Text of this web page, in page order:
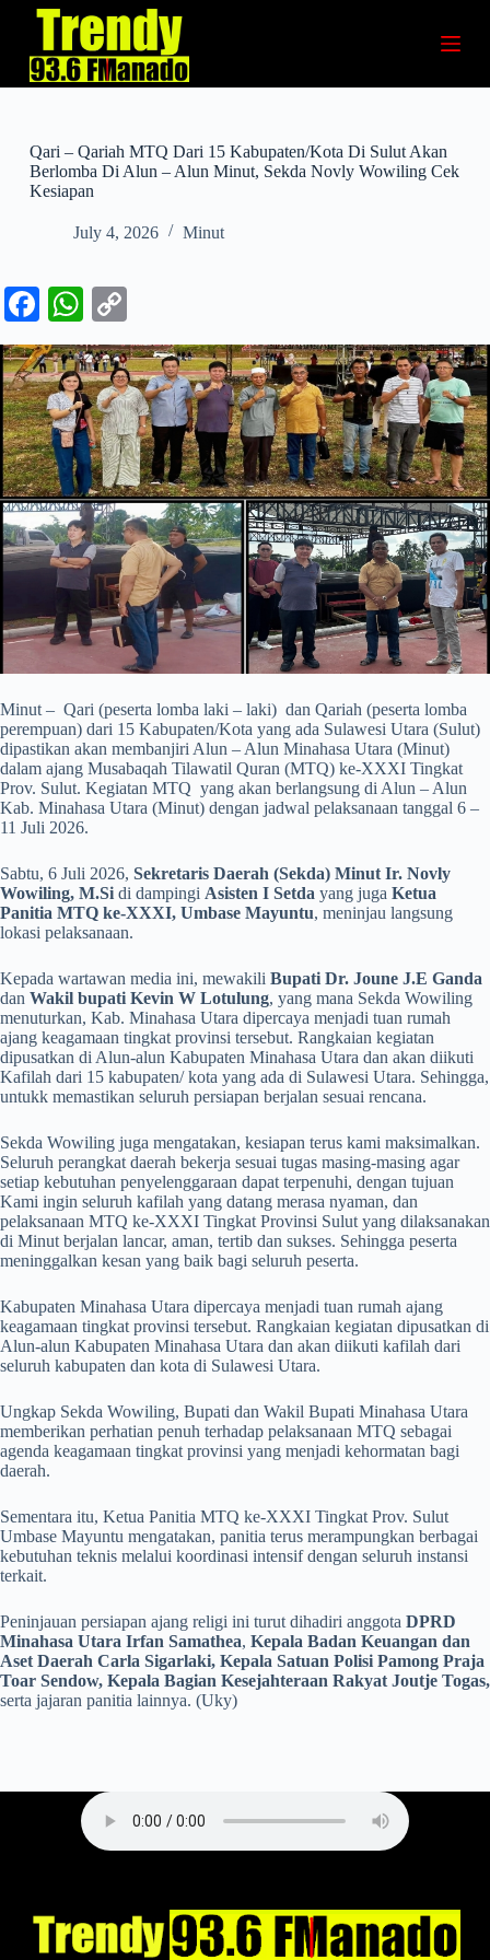
p
o
n
Qari – Qariah MTQ Dari 15 Kabupaten/Kota Di Sulut Akan
Berlomba Di Alun – Alun Minut, Sekda Novly Wowiling Cek
Kesiapan
July 4, 2026 Minut
Fa
ce
bo
ok
W
ha
ts
A
pp
op
y
Li
nk
Minut – Qari (peserta lomba laki – laki) dan Qariah (peserta lomba
perempuan) dari 15 Kabupaten/Kota yang ada Sulawesi Utara (Sulut)
dipastikan akan membanjiri Alun – Alun Minahasa Utara (Minut)
dalam ajang Musabaqah Tilawatil Quran (MTQ) ke-XXXI Tingkat
Prov. Sulut. Kegiatan MTQ yang akan berlangsung di Alun – Alun
Kab. Minahasa Utara (Minut) dengan jadwal pelaksanaan tanggal 6 –
11 Juli 2026.
Sabtu, 6 Juli 2026, Sekretaris Daerah (Sekda) Minut Ir. Novly
Wowiling, M.Si di dampingi Asisten I Setda yang juga Ketua
Panitia MTQ ke-XXXI, Umbase Mayuntu, meninjau langsung
lokasi pelaksanaan.
Kepada wartawan media ini, mewakili Bupati Dr. Joune J.E Ganda
dan Wakil bupati Kevin W Lotulung, yang mana Sekda Wowiling
menuturkan, Kab. Minahasa Utara dipercaya menjadi tuan rumah
ajang keagamaan tingkat provinsi tersebut. Rangkaian kegiatan
dipusatkan di Alun-alun Kabupaten Minahasa Utara dan akan diikuti
Kafilah dari 15 kabupaten/ kota yang ada di Sulawesi Utara. Sehingga,
untukk memastikan seluruh persiapan berjalan sesuai rencana.
Sekda Wowiling juga mengatakan, kesiapan terus kami maksimalkan.
Seluruh perangkat daerah bekerja sesuai tugas masing-masing agar
setiap kebutuhan penyelenggaraan dapat terpenuhi, dengan tujuan
Kami ingin seluruh kafilah yang datang merasa nyaman, dan
pelaksanaan MTQ ke-XXXI Tingkat Provinsi Sulut yang dilaksanakan
di Minut berjalan lancar, aman, tertib dan sukses. Sehingga peserta
meninggalkan kesan yang baik bagi seluruh peserta.
Kabupaten Minahasa Utara dipercaya menjadi tuan rumah ajang
keagamaan tingkat provinsi tersebut. Rangkaian kegiatan dipusatkan di
Alun-alun Kabupaten Minahasa Utara dan akan diikuti kafilah dari
seluruh kabupaten dan kota di Sulawesi Utara.
Ungkap Sekda Wowiling, Bupati dan Wakil Bupati Minahasa Utara
memberikan perhatian penuh terhadap pelaksanaan MTQ sebagai
agenda keagamaan tingkat provinsi yang menjadi kehormatan bagi
daerah.
Sementara itu, Ketua Panitia MTQ ke-XXXI Tingkat Prov. Sulut
Umbase Mayuntu mengatakan, panitia terus merampungkan berbagai
kebutuhan teknis melalui koordinasi intensif dengan seluruh instansi
terkait.
Peninjauan persiapan ajang religi ini turut dihadiri anggota DPRD
Minahasa Utara Irfan Samathea, Kepala Badan Keuangan dan
Aset Daerah Carla Sigarlaki, Kepala Satuan Polisi Pamong Praja
Toar Sendow, Kepala Bagian Kesejahteraan Rakyat Joutje Togas,
serta jajaran panitia lainnya. (Uky)